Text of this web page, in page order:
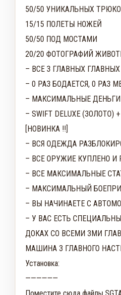
50/50 УНИКАЛЬНЫХ
15/15 ПОЛЕТЫ НОЖЕЙ
50/50 ПОД МОСТАМИ
20/20 ФОТОГРАФИЙ
– ВСЕ 3 ГЛАВНЫХ
– 0 РАЗ БОДАЕТСЯ, 0 РАЗ
– МАКСИМАЛЬНЫЕ
– SWIFT DELUXE
[НОВИНКА !!]
– ВСЯ ОДЕЖДА
– ВСЕ ОРУЖИЕ КУПЛЕНО И
– ВСЕ МАКСИМАЛЬНЫЕ
– МАКСИМАЛЬНЫЙ
– ВЫ НАЧИНАЕТЕ С
– У ВАС ЕСТЬ
ДОКАХ СО ВСЕМИ 3МИ
МАШИНА 3 ГЛАВНОГО
Установка:
——————